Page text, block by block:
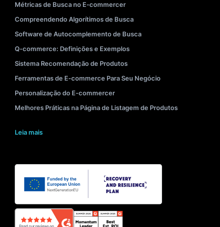
Métricas de Busca no E-commercer
Compreendendo Algorítimos de Busca
Software de Autocomplemento de Busca
Q-commerce: Definições e Exemplos
Sistema Recomendação de Produtos
Ferramentas de E-commerce Para Seu Negócio
Personalização do E-commercer
Melhores Práticas na Página de Listagem de Produtos
Leia mais